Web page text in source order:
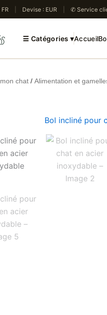
Devise : EUR ✆ Service
☰ Catégories ▾Accueil
chat/ Alimentation et